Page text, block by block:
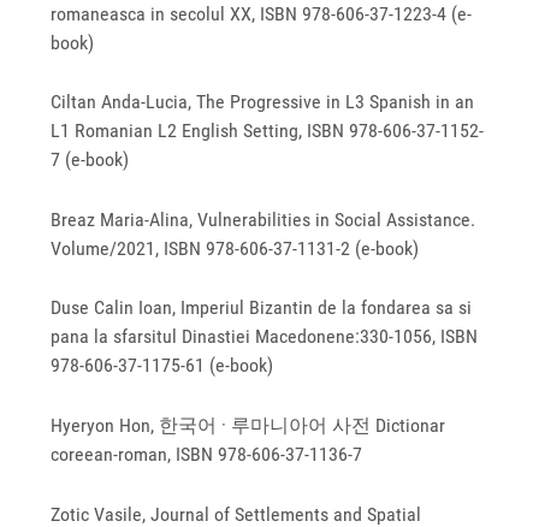
romaneasca in secolul XX, ISBN 978-606-37-1223-4 (e-
book)
Ciltan Anda-Lucia, The Progressive in L3 Spanish in an
L1 Romanian L2 English Setting, ISBN 978‐606‐37‐1152‐
7 (e-book)
Breaz Maria-Alina, Vulnerabilities in Social Assistance.
Volume/2021, ISBN 978‐606‐37‐1131‐2 (e-book)
Duse Calin Ioan, Imperiul Bizantin de la fondarea sa si
pana la sfarsitul Dinastiei Macedonene:330-1056, ISBN
978‐606‐37‐1175‐61 (e-book)
Hyeryon Hon, 한국어 · 루마니아어 사전 Dictionar
coreean-roman, ISBN 978-606-37-1136-7
Zotic Vasile, Journal of Settlements and Spatial